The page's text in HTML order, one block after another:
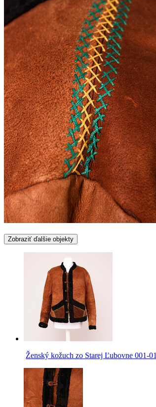
Zobraziť ďalšie objekty
Ženský kožuch zo Starej Ľubovne 001-01